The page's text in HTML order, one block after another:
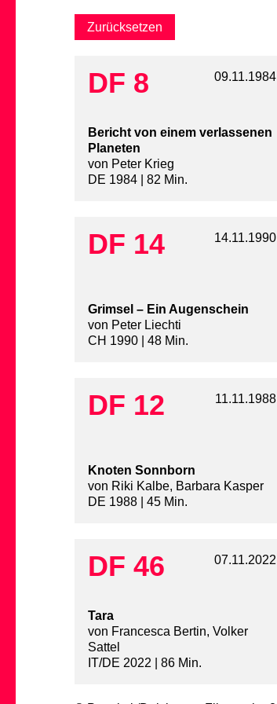
DF 8 09.11.1984
Bericht von einem verlassenen
Planeten
von Peter Krieg
DE 1984 | 82 Min.
DF 14 14.11.1990
Grimsel – Ein Augenschein
von Peter Liechti
CH 1990 | 48 Min.
DF 12 11.11.1988
Knoten Sonnborn
von Riki Kalbe, Barbara Kasper
DE 1988 | 45 Min.
DF 46 07.11.2022
Tara
von Francesca Bertin, Volker
Sattel
IT/DE 2022 | 86 Min.